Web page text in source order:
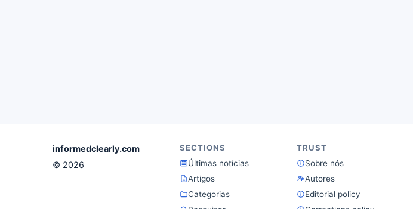
informedclearly.com
© 2026
SECTIONS
Últimas notícias
Artigos
Categorias
TRUST
Sobre nós
Autores
Editorial policy